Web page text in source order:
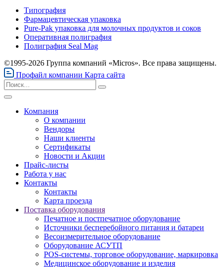
Типография
Фармацевтическая упаковка
Pure-Pak упаковка для молочных продуктов и соков
Оперативная полиграфия
Полиграфия Seal Mag
©1995-2026 Группа компаний «Micros». Все права защищены.
Профайл компании Карта сайта
Компания
О компании
Вендоры
Наши клиенты
Сертификаты
Новости и Акции
Прайс-листы
Работа у нас
Контакты
Контакты
Карта проезда
Поставка оборудования
Печатное и постпечатное оборудование
Источники бесперебойного питания и батареи
Весоизмерительное оборудование
Оборудование АСУТП
POS-системы, торговое оборудование, маркировка
Медицинское оборудование и изделия